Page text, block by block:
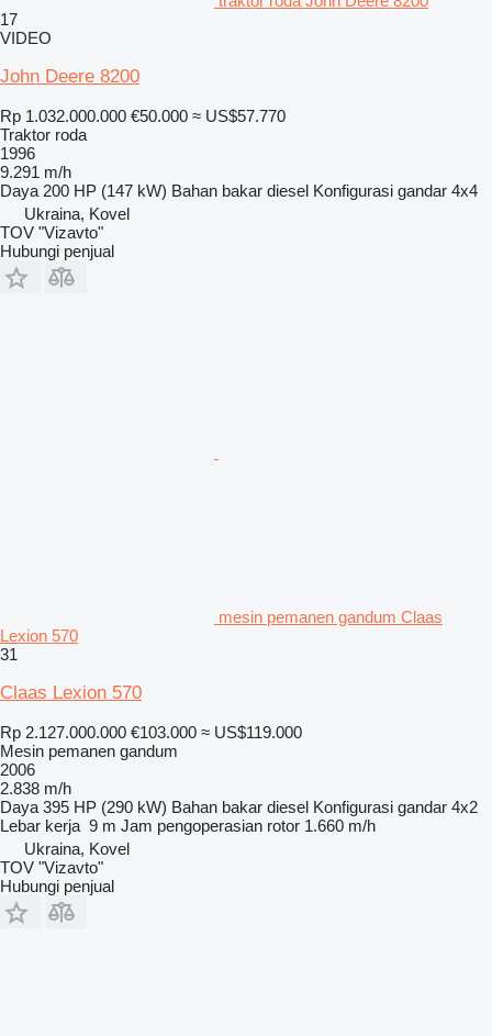
17
VIDEO
John Deere 8200
Rp 1.032.000.000 €50.000 ≈ US$57.770
Traktor roda
1996
9.291 m/h
Daya 200 HP (147 kW) Bahan bakar diesel Konfigurasi gandar 4x4
Ukraina, Kovel
TOV "Vizavto"
Hubungi penjual
mesin pemanen gandum Claas
Lexion 570
31
Claas Lexion 570
Rp 2.127.000.000 €103.000 ≈ US$119.000
Mesin pemanen gandum
2006
2.838 m/h
Daya 395 HP (290 kW) Bahan bakar diesel Konfigurasi gandar 4x2
Lebar kerja 9 m Jam pengoperasian rotor 1.660 m/h
Ukraina, Kovel
TOV "Vizavto"
Hubungi penjual